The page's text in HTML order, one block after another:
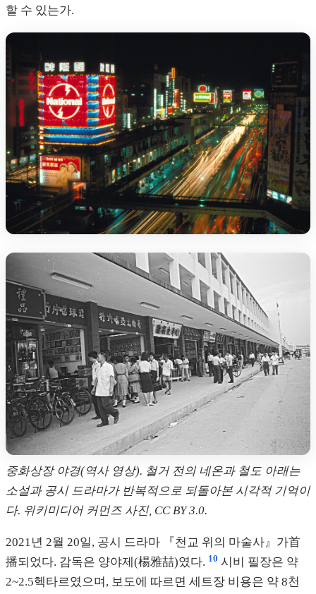
할 수 있는가.
중화상장 야경(역사 영상). 철거 전의 네온과 철도 아래는
소설과 공시 드라마가 반복적으로 되돌아본 시각적 기억이
다. 위키미디어 커먼즈 사진, CC BY 3.0.
2021년 2월 20일, 공시 드라마 『천교 위의 마술사』가首
播되었다. 감독은 양야제(楊雅喆)였다. 10 시비 필장은 약
2~2.5헥타르였으며, 보도에 따르면 세트장 비용은 약 8천